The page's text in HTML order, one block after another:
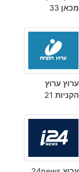
מכאן 33
ערוץ ערוץ
הקניות 21